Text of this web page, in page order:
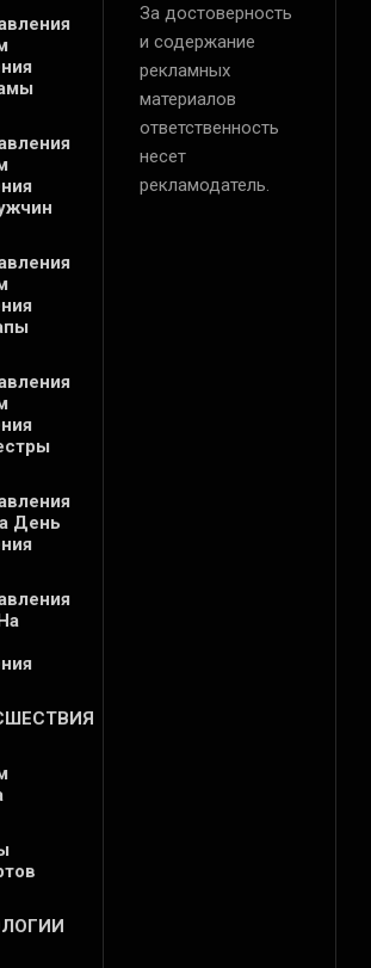
День
За достоверность
и содержание
рекламных
материалов
ответственность
несет
рекламодатель.